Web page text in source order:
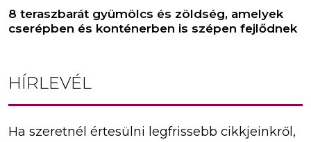
8 teraszbarát gyümölcs és zöldség, amelyek
cserépben és konténerben is szépen fejlődnek
HÍRLEVÉL
Ha szeretnél értesülni legfrissebb cikkjeinkről,